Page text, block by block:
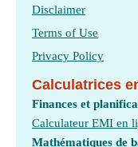
Disclaimer
Terms of Use
Privacy Policy
Calculatrices
Finances et
Calculateur EMI en
Mathématiques de